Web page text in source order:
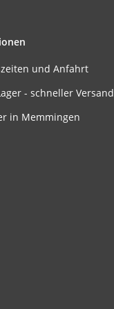
und Anfahrt
- schneller Versand
in Memmingen